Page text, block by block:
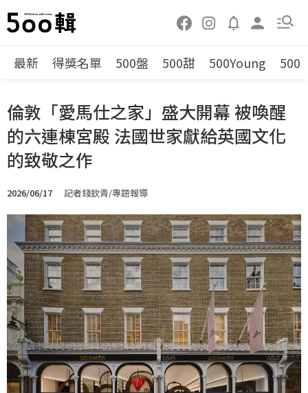
最新 得獎名單 500盤 500甜 500Young 500
倫敦「愛馬仕之家」盛大開幕 被喚醒
的六連棟宮殿 法國世家獻給英國文化
的致敬之作
2026/06/17 記者錢欽青/專題報導